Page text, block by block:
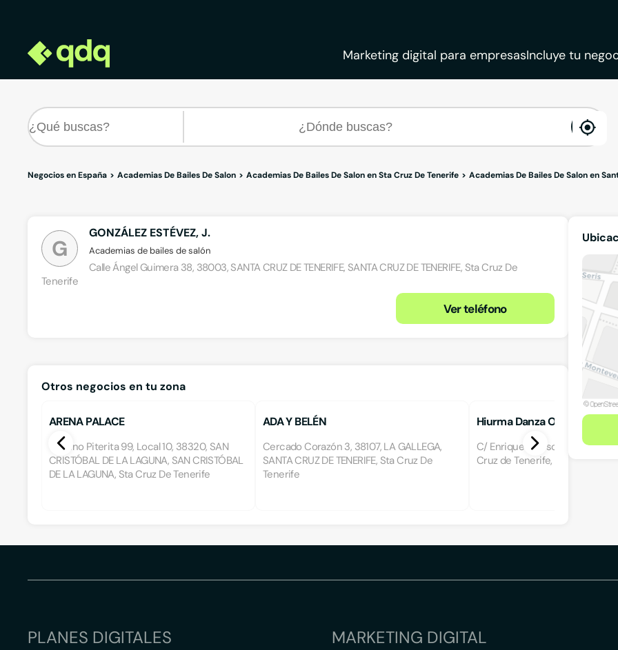
Marketing digital para empresasIncluye tu
Negocios en España Academias De Bailes De Salon Academias De Bailes De Salon en Sta Cruz De Tenerife Academias De Bailes De Salon en
G
GONZÁLEZ ESTÉVEZ, J.
Academias de bailes de salón
Calle Ángel Guimera 38, 38003, SANTA CRUZ DE TENERIFE, SANTA CRUZ DE TENERIFE, Sta Cruz De
Tenerife
Ver teléfono
Otros negocios en tu zona
ARENA PALACE
Camino Piterita 99, Local 10, 38320, SAN
CRISTÓBAL DE LA LAGUNA, SAN CRISTÓBAL
DE LA LAGUNA, Sta Cruz De Tenerife
ADA Y BELÉN
Cercado Corazón 3, 38107, LA GALLEGA,
SANTA CRUZ DE TENERIFE, Sta Cruz De
Tenerife
Hiurma Danza Oriental
C/ Enrique Wolfson 19 -Bajo 2,
Cruz de Tenerife, Santa Cruz de
PLANES DIGITALES MARKETING DIGITAL